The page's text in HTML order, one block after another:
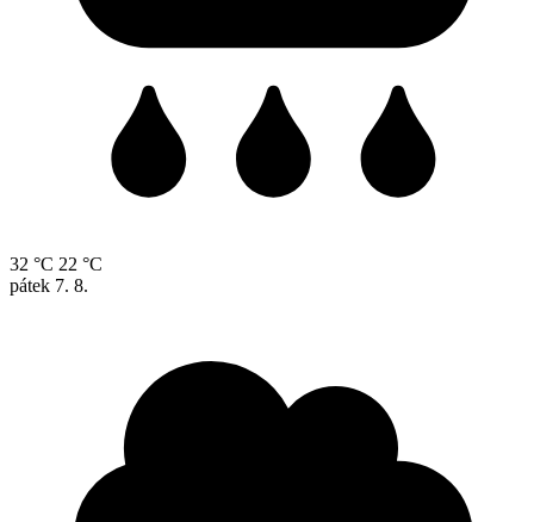
32 °C 22 °C
pátek 7. 8.